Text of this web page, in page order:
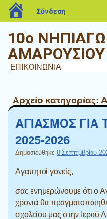
10o
ΑΜΑΡΟΥΣΙΟΥ
Αρχείο κατηγορίας:
ΑΓΙΑΣΜΟΣ ΓΙΑ
2025-2026
Δημοσιεύθηκε 8 Σεπτεμβρίου
Αγαπητοί γονείς,
σας ενημερώνουμε ότι ο
χρονιά θα
σχολείου μας στην Ιερού
blogs.sch.gr
Σύνδεση